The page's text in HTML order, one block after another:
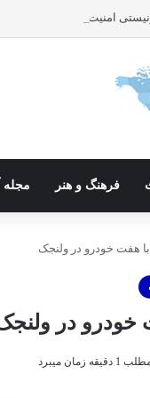
فرهنگ و هنر مجله
هفت خودرو در ولنجک
خودرو در
زمان میبرد